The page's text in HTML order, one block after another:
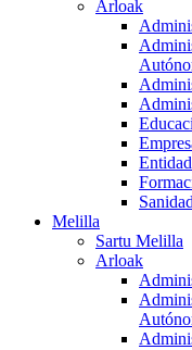
Arloak
Sanidad
Melilla
Sartu Melilla
Arloak